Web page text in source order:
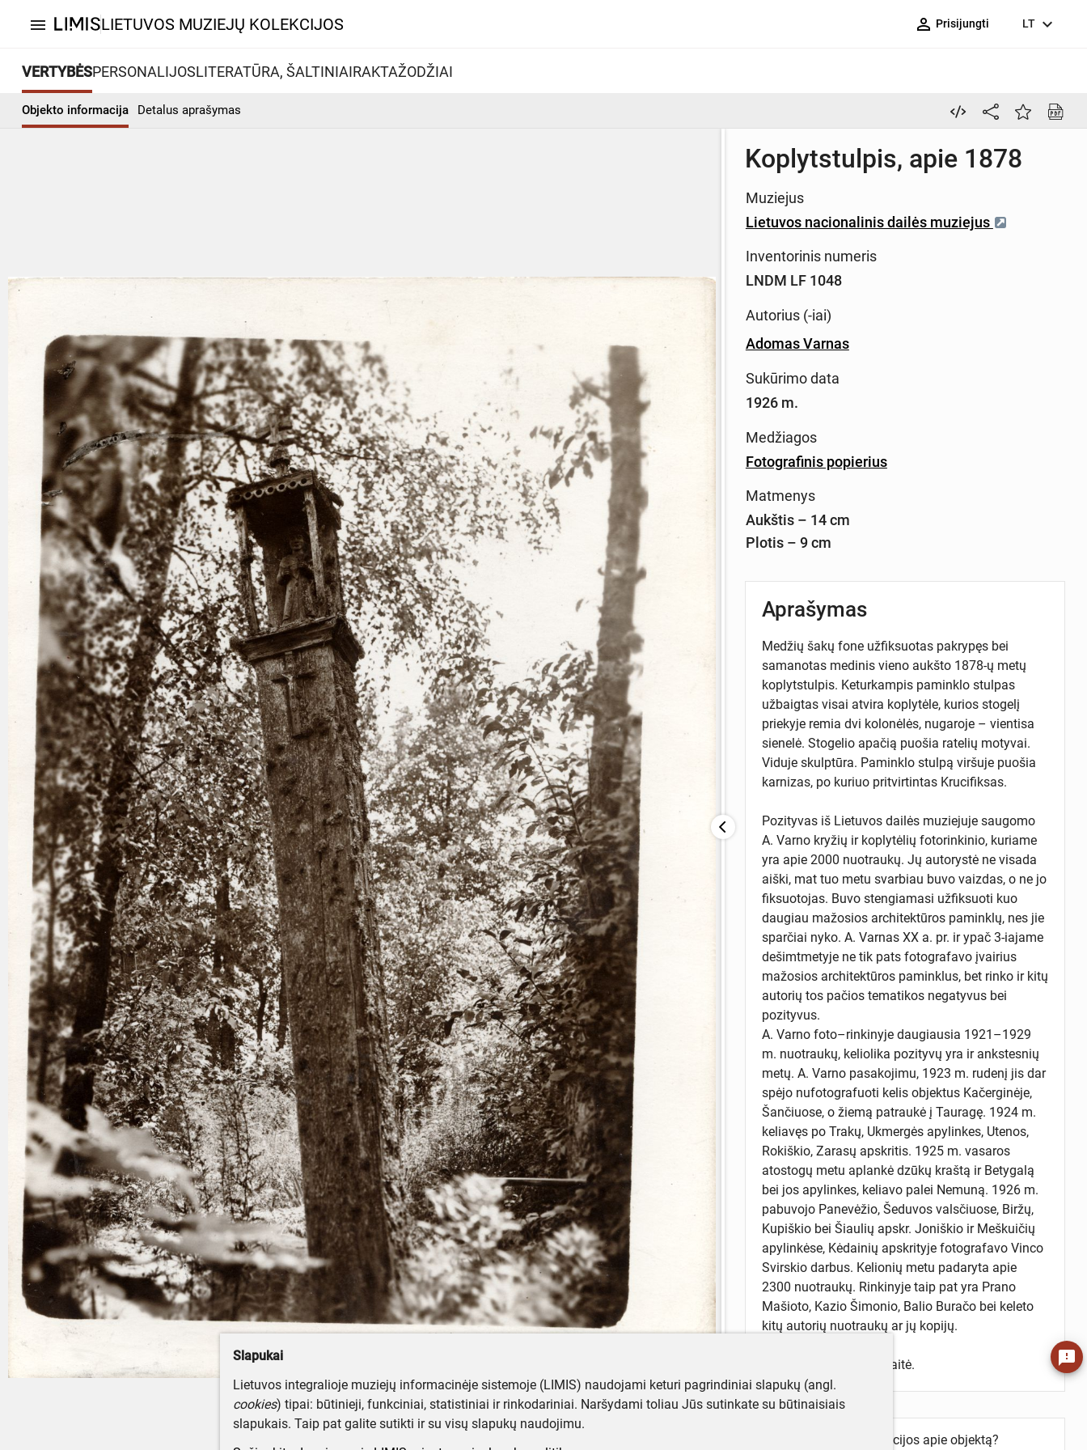
menu LIETUVOS MUZIEJŲ KOLEKCIJOS person_outline Prisijungti LT expand_more
VERTYBĖSPERSONALIJOSLITERATŪRA, ŠALTINIAIRAKTAŽODŽIAI
Objekto informacija Detalus aprašymas
Koplytstulpis, apie 1878
Muziejus
Lietuvos nacionalinis dailės muziejus
Inventorinis numeris
LNDM LF 1048
Autorius (-iai)
Adomas Varnas
Sukūrimo data
1926 m.
Medžiagos
Fotografinis popierius
Matmenys
Aukštis – 14 cm
Plotis – 9 cm
Aprašymas
Medžių šakų fone užfiksuotas pakrypęs bei
samanotas medinis vieno aukšto 1878-ų metų
koplytstulpis. Keturkampis paminklo stulpas
užbaigtas visai atvira koplytėle, kurios stogelį
priekyje remia dvi kolonėlės, nugaroje – vientisa
sienelė. Stogelio apačią puošia ratelių motyvai.
Viduje skulptūra. Paminklo stulpą viršuje puošia
karnizas, po kuriuo pritvirtintas Krucifiksas.
Pozityvas iš Lietuvos dailės muziejuje saugomo
A. Varno kryžių ir koplytėlių fotorinkinio, kuriame
yra apie 2000 nuotraukų. Jų autorystė ne visada
aiški, mat tuo metu svarbiau buvo vaizdas, o ne jo
fiksuotojas. Buvo stengiamasi užfiksuoti kuo
daugiau mažosios architektūros paminklų, nes jie
sparčiai nyko. A. Varnas XX a. pr. ir ypač 3-iajame
dešimtmetyje ne tik pats fotografavo įvairius
mažosios architektūros paminklus, bet rinko ir kitų
autorių tos pačios tematikos negatyvus bei
pozityvus.
A. Varno foto–rinkinyje daugiausia 1921–1929
m. nuotraukų, keliolika pozityvų yra ir ankstesnių
metų. A. Varno pasakojimu, 1923 m. rudenį jis dar
spėjo nufotografuoti kelis objektus Kačerginėje,
Šančiuose, o žiemą patraukė į Tauragę. 1924 m.
keliavęs po Trakų, Ukmergės apylinkes, Utenos,
Rokiškio, Zarasų apskritis. 1925 m. vasaros
atostogų metu aplankė dzūkų kraštą ir Betygalą
bei jos apylinkes, keliavo palei Nemuną. 1926 m.
pabuvojo Panevėžio, Šeduvos valsčiuose, Biržų,
Kupiškio bei Šiaulių apskr. Joniškio ir Meškuičių
apylinkėse, Kėdainių apskrityje fotografavo Vinco
Svirskio darbus. Kelionių metu padaryta apie
2300 nuotraukų. Rinkinyje taip pat yra Prano
Mašioto, Kazio Šimonio, Balio Buračo bei keleto
kitų autorių nuotraukų ar jų kopijų.
Aprašė Žydrė Petrauskaitė.
Turite daugiau informacijos apie objektą?
feedback
Slapukai
Lietuvos integralioje muziejų informacinėje sistemoje (LIMIS) naudojami keturi pagrindiniai slapukų (angl.
cookies) tipai: būtinieji, funkciniai, statistiniai ir rinkodariniai. Naršydami toliau Jūs sutinkate su būtinaisiais
slapukais. Taip pat galite sutikti ir su visų slapukų naudojimu.